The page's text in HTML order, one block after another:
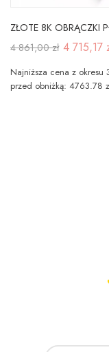
4 861,00 zł 4 715,17
Najniższa cena z okresu
przed obniżką: 4763.78